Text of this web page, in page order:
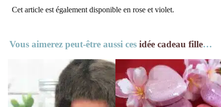
Cet article est également disponible en rose et violet.
Vous aimerez peut-être aussi ces idée cadeau fille…